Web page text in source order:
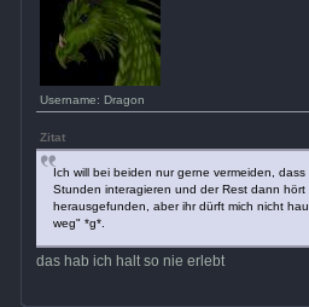
Username: Dragon
Zitat
Ich will bei beiden nur gerne vermeiden,
Stunden interagieren und der Rest dann hört
herausgefunden, aber ihr dürft mich nicht
weg" *g*.
das hab ich halt so nie erlebt